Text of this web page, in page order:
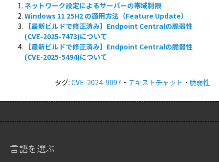
ネットワーク設定によるサーバーの帯域制限
Windows 11 25H2 の適用方法（Feature Update）
【最新ビルドで修正済み】Endpoint Centralの脆弱性
(CVE-2025-7473)について
【最新ビルドで修正済み】Endpoint Centralの脆弱性
(CVE-2025-5494)について
タグ:CVE-2024-9097 ・ テキストチャット ・脆弱性
言語を選ぶ